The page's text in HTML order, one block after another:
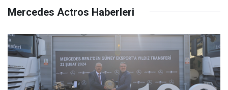
Mercedes Actros Haberleri